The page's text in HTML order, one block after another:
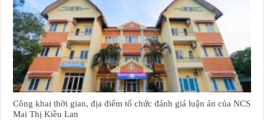
Công khai thời gian, địa điểm tổ chức đánh giá luận án của NCS
Mai Thị Kiều Lan